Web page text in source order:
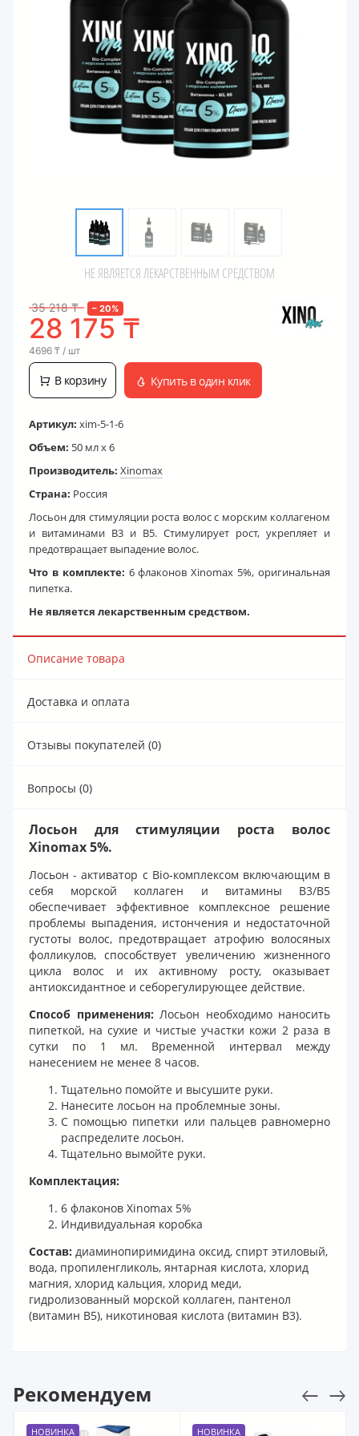
НЕ ЯВЛЯЕТСЯ ЛЕКАРСТВЕННЫМ СРЕДСТВОМ
35 218₸ – 20%
28 175 ₸
4696 ₸ / шт
В корзину Купить в один клик
Артикул: xim-5-1-6
Объем: 50 мл x 6
Производитель: Xinomax
Страна: Россия
Лосьон для стимуляции роста волос с морским коллагеном
и витаминами B3 и B5. Стимулирует рост, укрепляет и
предотвращает выпадение волос.
Что в комплекте: 6 флаконов Xinomаx 5%, оригинальная
пипетка.
Не является лекарственным средством.
Описание товара
Доставка и оплата
Отзывы покупателей (0)
Вопросы (0)
Лосьон для стимуляции роста волос
Xinomаx 5%.
Лосьон - активатор с Bio-комплексом включающим в
себя морской коллаген и витамины B3/B5
обеспечивает эффективное комплексное решение
проблемы выпадения, истончения и недостаточной
густоты волос, предотвращает атрофию волосяных
фолликулов, способствует увеличению жизненного
цикла волос и их активному росту, оказывает
антиоксидантное и себорегулирующее действие.
Способ применения: Лосьон необходимо наносить
пипеткой, на сухие и чистые участки кожи 2 раза в
сутки по 1 мл. Временной интервал между
нанесением не менее 8 часов.
Тщательно помойте и высушите руки.
Нанесите лосьон на проблемные зоны.
С помощью пипетки или пальцев равномерно
распределите лосьон.
Тщательно вымойте руки.
Комплектация:
6 флаконов Xinomax 5%
Индивидуальная коробка
Состав: диаминопиримидина оксид, спирт этиловый,
вода, пропиленгликоль, янтарная кислота, хлорид
магния, хлорид кальция, хлорид меди,
гидролизованный морской коллаген, пантенол
(витамин B5), никотиновая кислота (витамин B3).
Рекомендуем
НОВИНКА НОВИНКА